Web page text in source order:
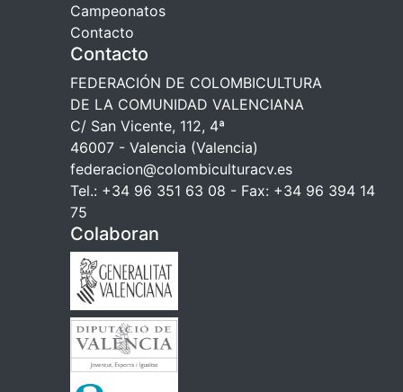
Campeonatos
Contacto
Contacto
FEDERACIÓN DE COLOMBICULTURA
DE LA COMUNIDAD VALENCIANA
C/ San Vicente, 112, 4ª
46007 - Valencia (Valencia)
federacion@colombiculturacv.es
Tel.: +34 96 351 63 08 - Fax: +34 96 394 14
75
Colaboran